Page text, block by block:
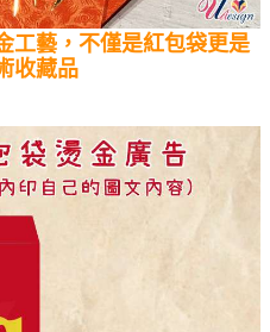
工藝，不僅是紅包袋更是
收藏品